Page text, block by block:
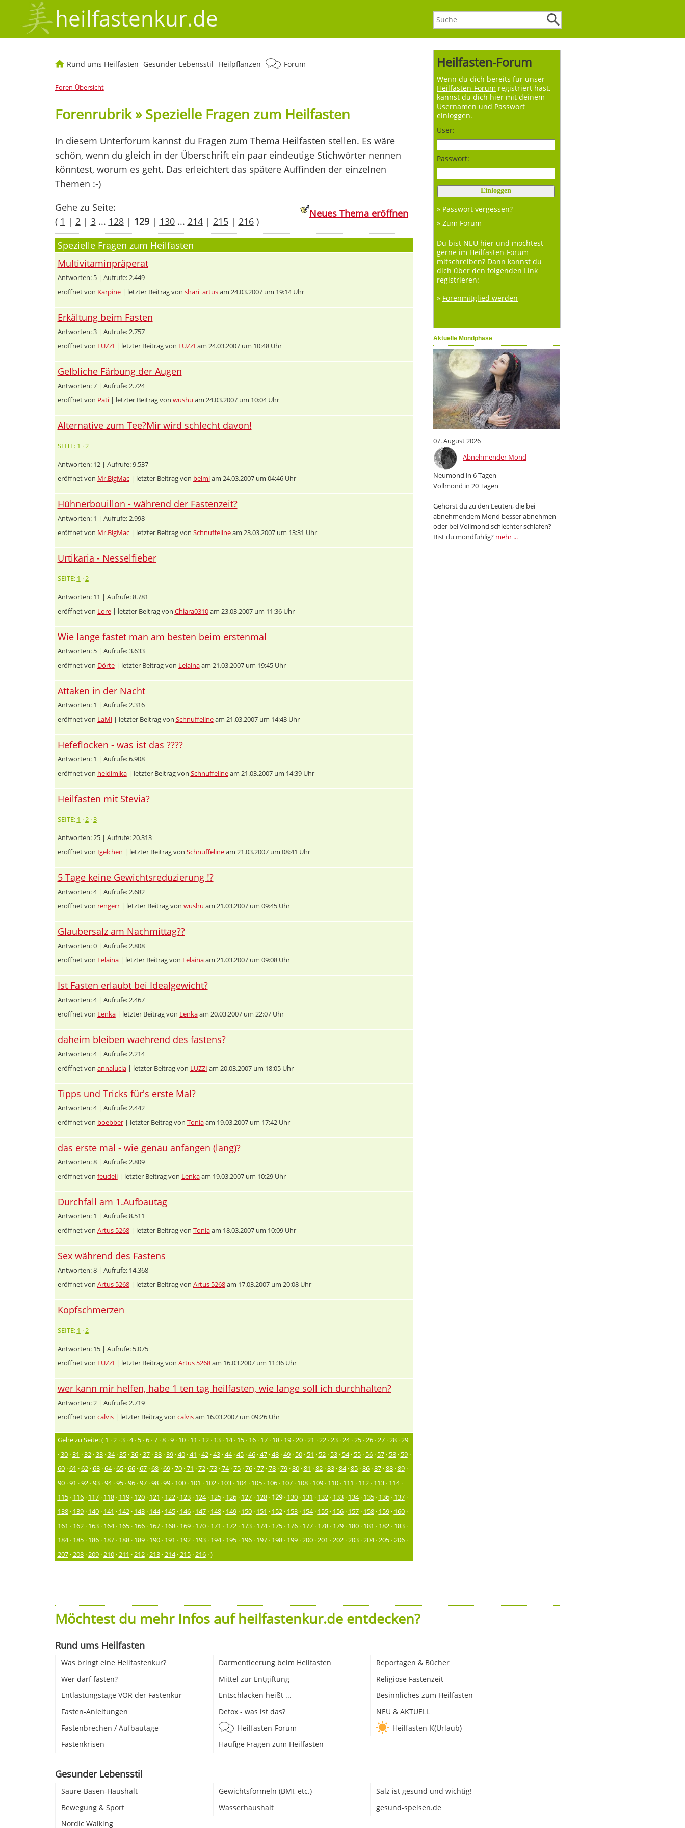
heilfastenkur.de
Heilfasten-Forum
Wenn du dich bereits für unser
Heilfasten-Forum registriert hast,
kannst du dich hier mit deinem
Usernamen und Passwort
einloggen.
User:
Passwort:
» Passwort vergessen?
» Zum Forum
Du bist NEU hier und möchtest
gerne im Heilfasten-Forum
mitschreiben? Dann kannst du
dich über den folgenden Link
registrieren:
» Forenmitglied werden
Aktuelle Mondphase
07. August 2026
Abnehmender Mond
Neumond in 6 Tagen
Vollmond in 20 Tagen
Gehörst du zu den Leuten, die bei
abnehmendem Mond besser abnehmen
oder bei Vollmond schlechter schlafen?
Bist du mondfühlig? mehr ...
Rund ums Heilfasten Gesunder Lebensstil Heilpflanzen Forum
Foren-Übersicht
Forenrubrik » Spezielle Fragen zum Heilfasten
In diesem Unterforum kannst du Fragen zum Thema Heilfasten stellen. Es wäre
schön, wenn du gleich in der Überschrift ein paar eindeutige Stichwörter nennen
könntest, worum es geht. Das erleichtert das spätere Auffinden der einzelnen
Themen :-)
Neues Thema eröffnen
Gehe zu Seite:
( 1 | 2| 3... 128| 129| 130... 214| 215| 216)
Spezielle Fragen zum Heilfasten
Multivitaminpräperat
Antworten: 5 | Aufrufe: 2.449
eröffnet von Karpine| letzter Beitrag von shari_artusam 24.03.2007 um 19:14 Uhr
Erkältung beim Fasten
Antworten: 3 | Aufrufe: 2.757
eröffnet von LUZZI | letzter Beitrag von LUZZI am 24.03.2007 um 10:48 Uhr
Gelbliche Färbung der Augen
Antworten: 7 | Aufrufe: 2.724
eröffnet von Pati| letzter Beitrag von wushu am 24.03.2007 um 10:04 Uhr
Alternative zum Tee?Mir wird schlecht davon!
SEITE: 1 ·2
Antworten: 12 | Aufrufe: 9.537
eröffnet von Mr.BigMac| letzter Beitrag von belmiam 24.03.2007 um 04:46 Uhr
Hühnerbouillon - während der Fastenzeit?
Antworten: 1 | Aufrufe: 2.998
eröffnet von Mr.BigMac| letzter Beitrag von Schnuffelineam 23.03.2007 um 13:31 Uhr
Urtikaria - Nesselfieber
SEITE: 1 ·2
Antworten: 11 | Aufrufe: 8.781
eröffnet von Lore| letzter Beitrag von Chiara0310am 23.03.2007 um 11:36 Uhr
Wie lange fastet man am besten beim erstenmal
Antworten: 5 | Aufrufe: 3.633
eröffnet von Dörte| letzter Beitrag von Lelainaam 21.03.2007 um 19:45 Uhr
Attaken in der Nacht
Antworten: 1 | Aufrufe: 2.316
eröffnet von LaMi| letzter Beitrag von Schnuffelineam 21.03.2007 um 14:43 Uhr
Hefeflocken - was ist das ????
Antworten: 1 | Aufrufe: 6.908
eröffnet von heidimika| letzter Beitrag von Schnuffelineam 21.03.2007 um 14:39 Uhr
Heilfasten mit Stevia?
SEITE: 1 ·2·3
Antworten: 25 | Aufrufe: 20.313
eröffnet von Igelchen | letzter Beitrag von Schnuffelineam 21.03.2007 um 08:41 Uhr
5 Tage keine Gewichtsreduzierung !?
Antworten: 4 | Aufrufe: 2.682
eröffnet von rengerr| letzter Beitrag von wushu am 21.03.2007 um 09:45 Uhr
Glaubersalz am Nachmittag??
Antworten: 0 | Aufrufe: 2.808
eröffnet von Lelaina| letzter Beitrag von Lelainaam 21.03.2007 um 09:08 Uhr
Ist Fasten erlaubt bei Idealgewicht?
Antworten: 4 | Aufrufe: 2.467
eröffnet von Lenka| letzter Beitrag von Lenkaam 20.03.2007 um 22:07 Uhr
daheim bleiben waehrend des fastens?
Antworten: 4 | Aufrufe: 2.214
eröffnet von annalucia| letzter Beitrag von LUZZI am 20.03.2007 um 18:05 Uhr
Tipps und Tricks für's erste Mal?
Antworten: 4 | Aufrufe: 2.442
eröffnet von boebber| letzter Beitrag von Toniaam 19.03.2007 um 17:42 Uhr
das erste mal - wie genau anfangen (lang)?
Antworten: 8 | Aufrufe: 2.809
eröffnet von feudeli| letzter Beitrag von Lenkaam 19.03.2007 um 10:29 Uhr
Durchfall am 1.Aufbautag
Antworten: 1 | Aufrufe: 8.511
eröffnet von Artus 5268| letzter Beitrag von Toniaam 18.03.2007 um 10:09 Uhr
Sex während des Fastens
Antworten: 8 | Aufrufe: 14.368
eröffnet von Artus 5268| letzter Beitrag von Artus 5268am 17.03.2007 um 20:08 Uhr
Kopfschmerzen
SEITE: 1 ·2
Antworten: 15 | Aufrufe: 5.075
eröffnet von LUZZI | letzter Beitrag von Artus 5268am 16.03.2007 um 11:36 Uhr
wer kann mir helfen, habe 1 ten tag heilfasten, wie lange soll ich durchhalten?
Antworten: 2 | Aufrufe: 2.719
eröffnet von calvis| letzter Beitrag von calvisam 16.03.2007 um 09:26 Uhr
Gehe zu Seite: ( 1 ·2·3·4· 5·6·7·8·9· 10· 11 · 12· 13· 14· 15· 16· 17· 18· 19·20·21 ·22·23·24·25·26·27·28·29
·30·31 ·32·33·34·35·36·37·38·39·40·41 ·42·43·44·45·46·47·48·49· 50· 51 · 52· 53· 54· 55· 56· 57· 58· 59·
60·61 ·62·63·64·65·66·67·68·69·70·71 ·72·73·74·75·76·77·78·79·80·81 ·82·83·84·85·86·87·88·89·
90·91 ·92·93·94·95·96·97·98·99· 100· 101 · 102· 103· 104· 105· 106· 107· 108· 109· 110· 111 · 112· 113· 114·
115· 116· 117· 118· 119· 120· 121 · 122· 123· 124· 125· 126· 127· 128· 129· 130· 131 · 132· 133· 134· 135· 136· 137·
138· 139· 140· 141 · 142· 143· 144· 145· 146· 147· 148· 149· 150· 151 · 152· 153· 154· 155· 156· 157· 158· 159· 160·
161 · 162· 163· 164· 165· 166· 167· 168· 169· 170· 171 · 172· 173· 174· 175· 176· 177· 178· 179· 180· 181 · 182· 183·
184· 185· 186· 187· 188· 189· 190· 191 · 192· 193· 194· 195· 196· 197· 198· 199·200·201 ·202·203·204·205·206·
207·208·209·210·211 ·212·213·214·215·216· )
Möchtest du mehr Infos auf heilfastenkur.de entdecken?
Rund ums Heilfasten
Was bringt eine Heilfastenkur?
Wer darf fasten?
Entlastungstage VOR der Fastenkur
Fasten-Anleitungen
Fastenbrechen / Aufbautage
Fastenkrisen
Darmentleerung beim Heilfasten
Mittel zur Entgiftung
Entschlacken heißt ...
Detox - was ist das?
Heilfasten-Forum
Häufige Fragen zum Heilfasten
Reportagen & Bücher
Religiöse Fastenzeit
Besinnliches zum Heilfasten
NEU & AKTUELL
Heilfasten-K(Urlaub)
Gesunder Lebensstil
Säure-Basen-Haushalt
Bewegung & Sport
Nordic Walking
Gewichtsformeln (BMI, etc.)
Wasserhaushalt
Salz ist gesund und wichtig!
gesund-speisen.de